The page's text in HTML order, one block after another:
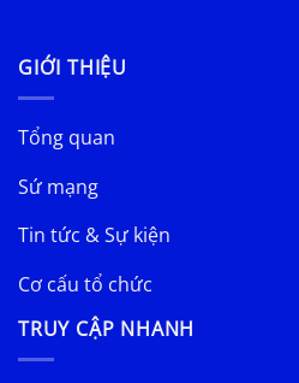
GIỚI THIỆU
Tổng quan
Sứ mạng
Tin tức & Sự kiện
Cơ cấu tổ chức
TRUY CẬP NHANH